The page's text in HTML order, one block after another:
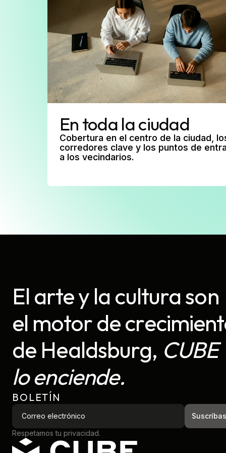
En toda la ciudad
Cobertura en el centro de la ciudad,
corredores clave y los puntos de
a los vecindarios.
El arte y la cultura son
el motor de
de Healdsburg, CUBE
lo enciende.
BOLETÍN
Respetamos tu privacidad.